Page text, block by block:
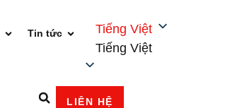
Tin tức
Tiếng Việt
Tiếng Việt
LIÊN HỆ